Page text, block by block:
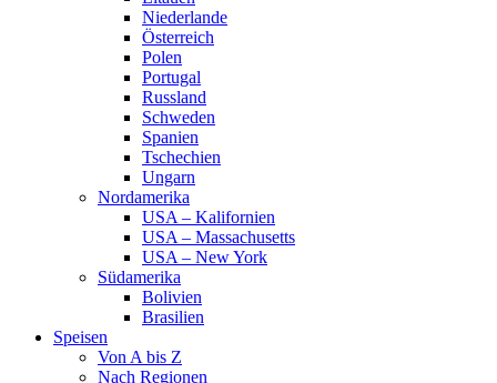
Niederlande
Österreich
Polen
Portugal
Russland
Schweden
Spanien
Tschechien
Ungarn
Nordamerika
USA – Kalifornien
USA – Massachusetts
USA – New York
Südamerika
Bolivien
Brasilien
Speisen
Von A bis Z
Nach Regionen